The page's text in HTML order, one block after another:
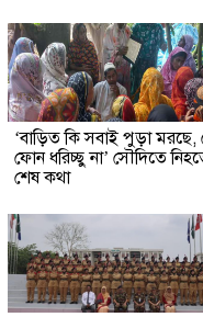
‘বাড়িত কি সবাই পুড়া
ফোন ধরিচ্ছু না’ সৌদিতে
শেষ কথা